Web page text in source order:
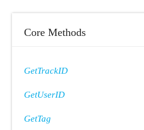
Core Methods
GetTrackID
GetUserID
GetTag